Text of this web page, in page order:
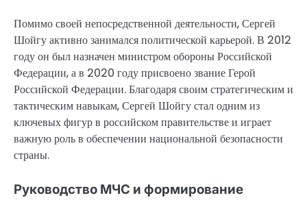
Помимо своей непосредственной деятельности, Сергей
Шойгу активно занимался политической карьерой. В 2012
году он был назначен министром обороны Российской
Федерации, а в 2020 году присвоено звание Герой
Российской Федерации. Благодаря своим стратегическим и
тактическим навыкам, Сергей Шойгу стал одним из
ключевых фигур в российском правительстве и играет
важную роль в обеспечении национальной безопасности
страны.
Руководство МЧС и формирование